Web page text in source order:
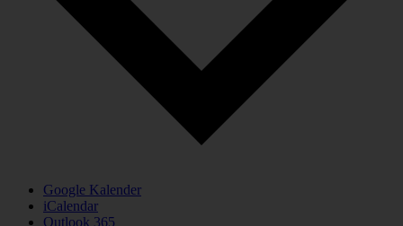
Google Kalender
iCalendar
Outlook 365